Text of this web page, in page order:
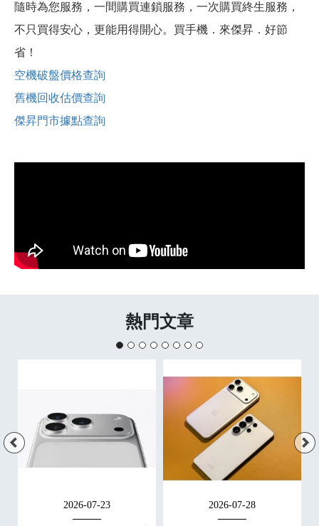
隨時為您服務，一間購買連鎖服務，一次購買終生服務，
不只買得安心，更能用得開心。買手機．來傑昇．好節
省！
空機破盤價格查詢
舊機回收估價查詢
傑昇門市據點查詢
熱門文章
2026-07-23 2026-07-28